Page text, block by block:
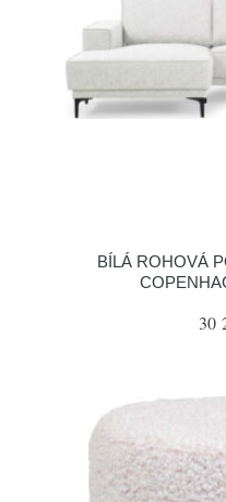
BÍLÁ ROHOVÁ
30